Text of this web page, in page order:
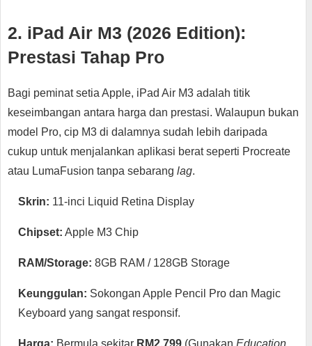
2. iPad Air M3 (2026 Edition):
Prestasi Tahap Pro
Bagi peminat setia Apple, iPad Air M3 adalah titik
keseimbangan antara harga dan prestasi. Walaupun bukan
model Pro, cip M3 di dalamnya sudah lebih daripada
cukup untuk menjalankan aplikasi berat seperti Procreate
atau LumaFusion tanpa sebarang lag.
Skrin: 11-inci Liquid Retina Display
Chipset: Apple M3 Chip
RAM/Storage: 8GB RAM / 128GB Storage
Keunggulan: Sokongan Apple Pencil Pro dan Magic
Keyboard yang sangat responsif.